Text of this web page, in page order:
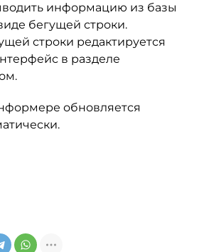
информацию из базы
бегущей строки.
строки редактируется
в разделе
обновляется